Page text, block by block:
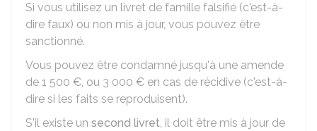
Si vous utilisez un livret de famille falsifié (c'est-à-
dire faux) ou non mis à jour, vous pouvez être
sanctionné.
Vous pouvez être condamné jusqu'à une amende
de 1 500 €, ou 3 000 € en cas de récidive (c'est-à-
dire si les faits se reproduisent).
S'il existe un second livret, il doit être mis à jour de